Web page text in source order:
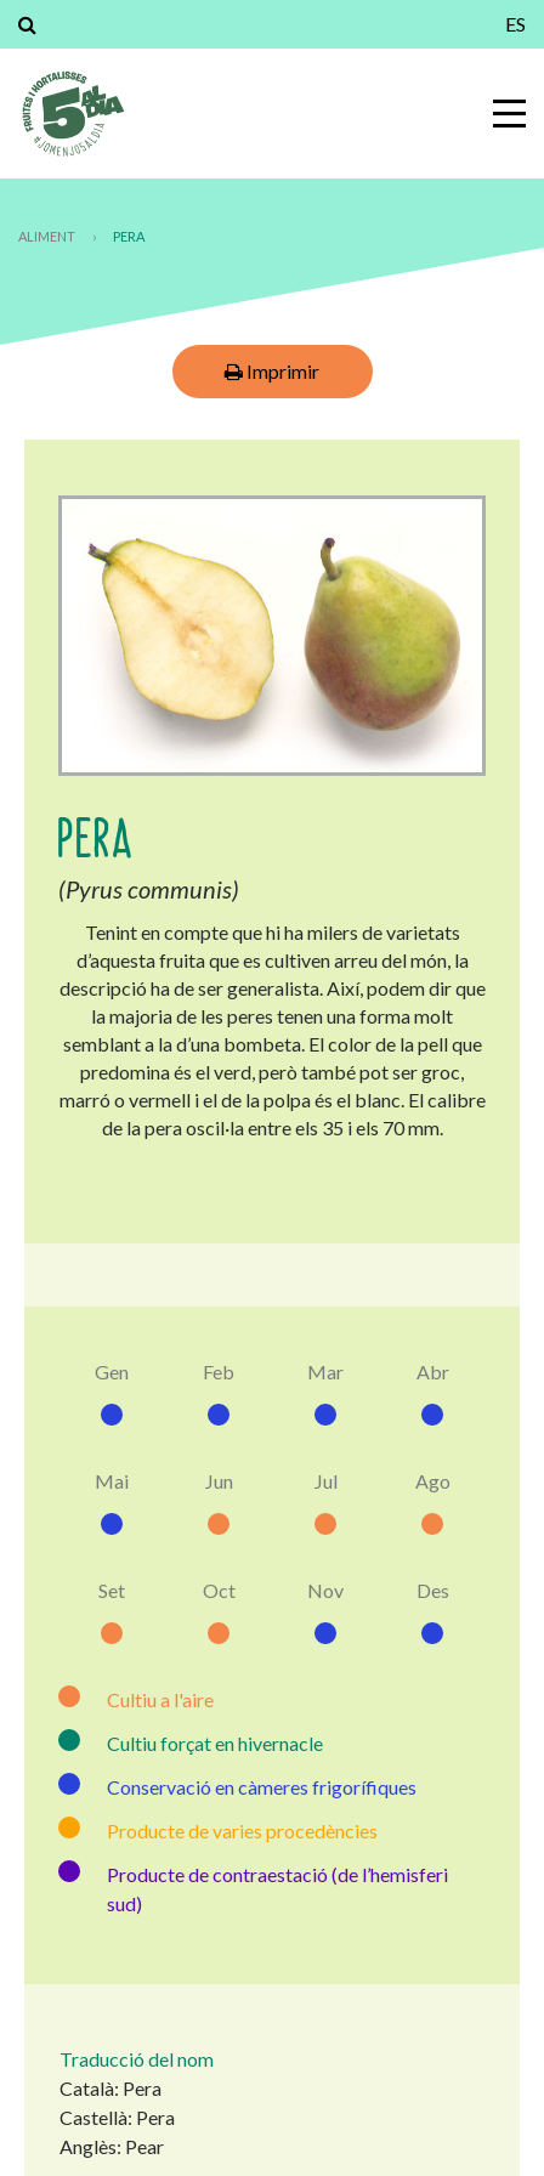
ES
ALIMENT › PERA
Imprimir
PERA
(Pyrus communis)
Tenint en compte que hi ha milers de varietats
d’aquesta fruita que es cultiven arreu del món, la
descripció ha de ser generalista. Així, podem dir que
la majoria de les peres tenen una forma molt
semblant a la d’una bombeta. El color de la pell que
predomina és el verd, però també pot ser groc,
marró o vermell i el de la polpa és el blanc. El calibre
de la pera oscil·la entre els 35 i els 70 mm.
Gen Feb Mar Abr
Mai Jun Jul Ago
Set Oct Nov Des
Cultiu a l'aire
Cultiu forçat en hivernacle
Conservació en càmeres frigorífiques
Producte de varies procedències
Producte de contraestació (de l’hemisferi
sud)
Traducció del nom
Català: Pera
Castellà: Pera
Anglès: Pear